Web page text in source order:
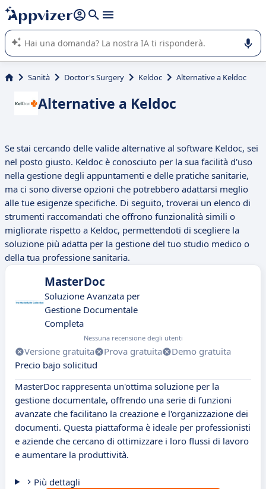
righe con
shift + enter
L'IA di Appvizer vi guida nell'utilizzo o nella scelta di un
software SaaS per la vostra azienda.
Sanità Doctor's Surgery Keldoc Alternative a Keldoc
Alternative a Keldoc
Se stai cercando delle valide alternative al software Keldoc, sei
nel posto giusto. Keldoc è conosciuto per la sua facilità d'uso
nella gestione degli appuntamenti e delle pratiche sanitarie,
ma ci sono diverse opzioni che potrebbero adattarsi meglio
alle tue esigenze specifiche. Di seguito, troverai un elenco di
strumenti raccomandati che offrono funzionalità simili o
migliorate rispetto a Keldoc, permettendoti di scegliere la
soluzione più adatta per la gestione del tuo studio medico o
della tua professione sanitaria.
MasterDoc
Soluzione Avanzata per
Gestione Documentale
Completa
Nessuna recensione degli utenti
Versione gratuita Prova gratuita
Demo gratuita
Precio bajo solicitud
MasterDoc rappresenta un'ottima soluzione per la
gestione documentale, offrendo una serie di funzioni
avanzate che facilitano la creazione e l'organizzazione dei
documenti. Questa piattaforma è ideale per professionisti
e aziende che cercano di ottimizzare i loro flussi di lavoro
e aumentare la produttività.
Più dettagli